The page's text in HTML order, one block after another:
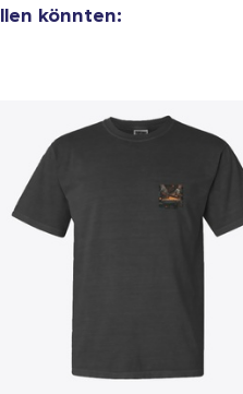
könnten:
Weiter Einkaufen